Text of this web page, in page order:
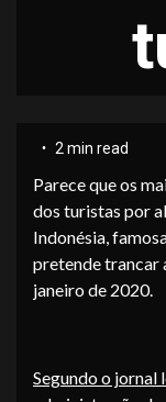
2 min read
Parece que os
dos turistas por
Indonésia,
pretende trancar
janeiro de 2020.
Segundo o jornal